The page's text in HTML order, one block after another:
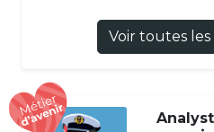
Voir toutes